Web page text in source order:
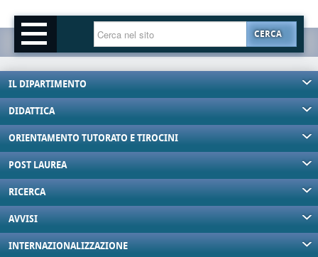
CERCA
IL DIPARTIMENTO
DIDATTICA
ORIENTAMENTO TUTORATO E TIROCINI
POST LAUREA
RICERCA
AVVISI
INTERNAZIONALIZZAZIONE